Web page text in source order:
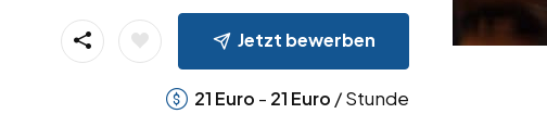
Jetzt bewerben
21 Euro - 21 Euro / Stunde